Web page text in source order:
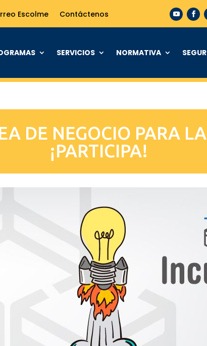
Escolme Contáctenos
SERVICIOS NORMATIVA
DE NEGOCIO PARA
¡PARTICIPA!